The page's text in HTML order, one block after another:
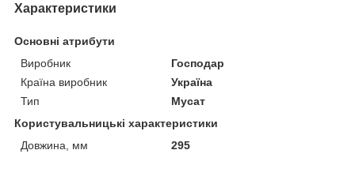
Характеристики
Основні атрибути
Виробник
Господар
Країна виробник
Україна
Тип
Мусат
Користувальницькі характеристики
Довжина, мм
295